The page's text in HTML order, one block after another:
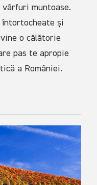
vârfuri muntoase.
întortocheate și
o călătorie
pas te apropie
a României.